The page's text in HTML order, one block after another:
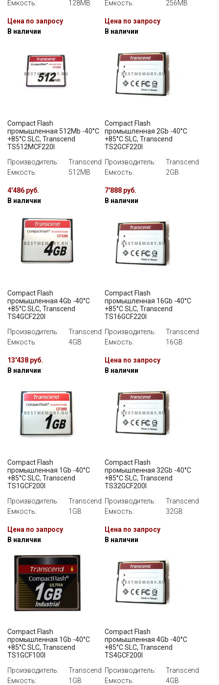
Емкость: 128MB
Цена по запросу
В наличии
Емкость: 256MB
Цена по запросу
В наличии
Compact Flash
промышленная 512Mb -40°C
+85°C SLC, Transcend
TS512MCF220I
Производитель:
Transcend
Емкость:
512MB
4'486 руб.
В наличии
Compact Flash
промышленная 2Gb -40°C
+85°C SLC, Transcend
TS2GCF220I
Производитель:
Transcend
Емкость:
2GB
7'888 руб.
В наличии
Compact Flash
промышленная 4Gb -40°C
+85°C SLC, Transcend
TS4GCF220I
Производитель:
Transcend
Емкость:
4GB
13'438 руб.
В наличии
Compact Flash
промышленная 16Gb -40°C
+85°C SLC, Transcend
TS16GCF220I
Производитель:
Transcend
Емкость:
16GB
Цена по запросу
В наличии
Compact Flash
промышленная 1Gb -40°C
+85°C SLC, Transcend
TS1GCF200I
Производитель:
Transcend
Емкость:
1GB
Цена по запросу
В наличии
Compact Flash
промышленная 32Gb -40°C
+85°C SLC, Transcend
TS32GCF200I
Производитель:
Transcend
Емкость:
32GB
Цена по запросу
В наличии
Compact Flash
промышленная 1Gb -40°C
+85°C SLC, Transcend
TS1GCF100I
Производитель:
Transcend
Емкость:
1GB
Compact Flash
промышленная 4Gb -40°C
+85°C SLC, Transcend
TS4GCF200I
Производитель:
Transcend
Емкость:
4GB